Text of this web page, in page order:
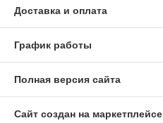
Доставка и оплата
График работы
Полная версия сайта
Сайт создан на маркетплейсе